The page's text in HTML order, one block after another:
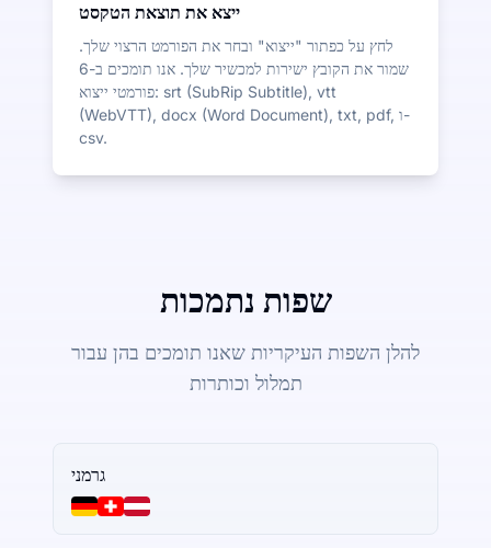
ייצא את תוצאת הטקסט
לחץ על כפתור "ייצוא" ובחר את הפורמט הרצוי שלך.
שמור את הקובץ ישירות למכשיר שלך. אנו תומכים ב-6
פורמטי ייצוא: srt (SubRip Subtitle), vtt
(WebVTT), docx (Word Document), txt, pdf, ו-
csv.
שפות נתמכות
להלן השפות העיקריות שאנו תומכים בהן עבור
תמלול וכותרות
גרמני